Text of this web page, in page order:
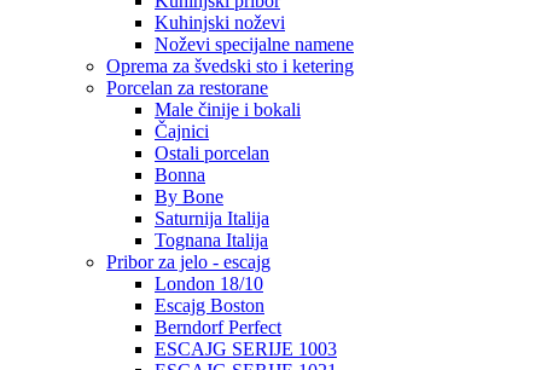
Kuhinjski noževi
Noževi specijalne namene
Oprema za švedski sto i ketering
Porcelan za restorane
Male činije i bokali
Čajnici
Ostali porcelan
Bonna
By Bone
Saturnija Italija
Tognana Italija
Pribor za jelo - escajg
London 18/10
Escajg Boston
Berndorf Perfect
ESCAJG SERIJE 1003